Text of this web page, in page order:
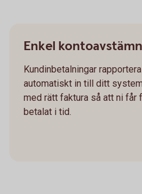
Enkel
Kundinbetalningar
automatiskt in till ditt
med rätt faktura så att ni får
betalat i tid.